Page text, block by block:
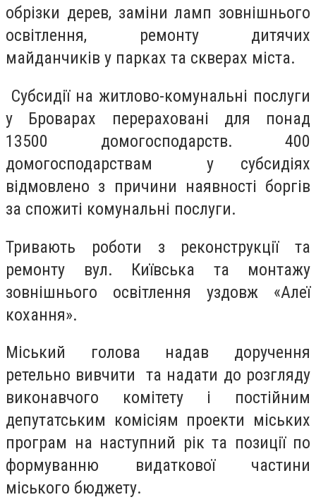
обрізки дерев, заміни ламп зовнішнього
освітлення, ремонту дитячих
майданчиків у парках та скверах міста.
Субсидії на житлово-комунальні послуги
у Броварах перераховані для понад
13500 домогосподарств. 400
домогосподарствам у субсидіях
відмовлено з причини наявності боргів
за спожиті комунальні послуги.
Тривають роботи з реконструкції та
ремонту вул. Київська та монтажу
зовнішнього освітлення уздовж «Алеї
кохання».
Міський голова надав доручення
ретельно вивчити та надати до розгляду
виконавчого комітету і постійним
депутатським комісіям проекти міських
програм на наступний рік та позиції по
формуванню видаткової частини
міського бюджету.